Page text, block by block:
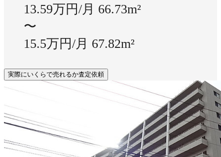
13.59万円/月 66.73m²
〜
15.5万円/月 67.82m²
実際にいくらで売れるか査定依頼